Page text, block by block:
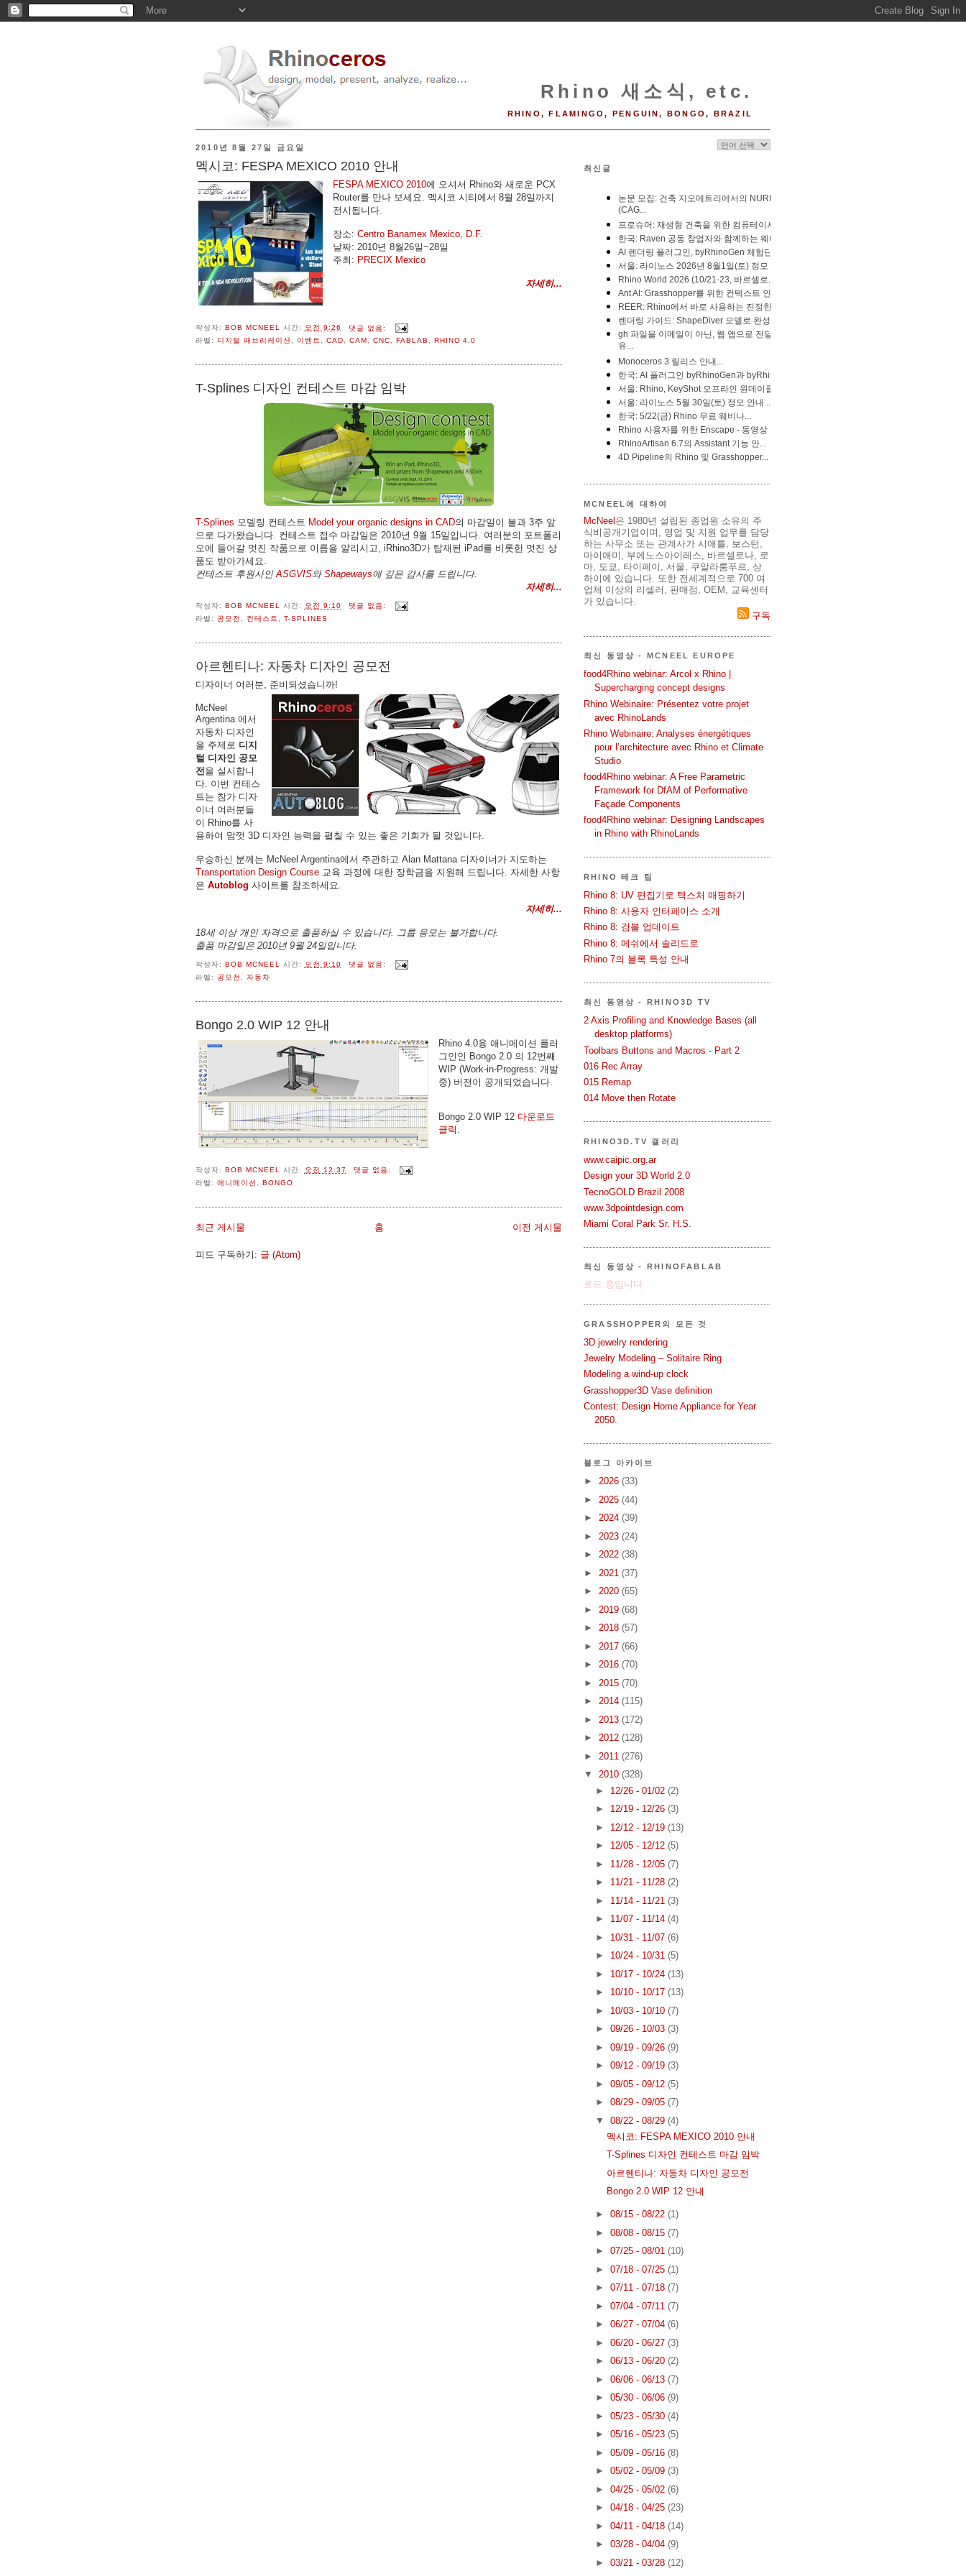
Rhino 새소식, etc.
RHINO, FLAMINGO, PENGUIN, BONGO, BRAZIL
2010년 8월 27일 금요일
멕시코: FESPA MEXICO 2010 안내
FESPA MEXICO 2010에 오셔서 Rhino와 새로운 PCX
Router를 만나 보세요. 멕시코 시티에서 8월 28일까지
전시됩니다.
장소: Centro Banamex Mexico, D.F.
날짜: 2010년 8월26일~28일
주최: PRECIX Mexico
자세히...
작성자: BOB MCNEEL 시간: 오전 9:26
댓글 없음:
라벨: 디지털 패브리케이션 , 이벤트, CAD, CAM , CNC, FABLAB , RHINO 4.0
T-Splines 디자인 컨테스트 마감 임박
T-Splines 모델링 컨테스트 Model your organic designs in CAD의 마감일이 불과 3주 앞
으로 다가왔습니다. 컨테스트 접수 마감일은 2010년 9월 15일입니다. 여러분의 포트폴리
오에 들어갈 멋진 작품으로 이름을 알리시고, iRhino3D가 탑재된 iPad를 비롯한 멋진 상
품도 받아가세요.
컨테스트 후원사인 ASGVIS와 Shapeways에 깊은 감사를 드립니다.
자세히...
작성자: BOB MCNEEL 시간: 오전 9:10
댓글 없음:
라벨: 공모전 , 컨테스트, T-SPLINES
아르헨티나: 자동차 디자인 공모전
디자이너 여러분, 준비되셨습니까!
McNeel
Argentina 에서
자동차 디자인
을 주제로 디지
털 디자인 공모
전을 실시합니
다. 이번 컨테스
트는 참가 디자
이너 여러분들
이 Rhino를 사
용하여 맘껏 3D 디자인 능력을 펼칠 수 있는 좋은 기회가 될 것입니다.
우승하신 분께는 McNeel Argentina에서 주관하고 Alan Mattana 디자이너가 지도하는
Transportation Design Course 교육 과정에 대한 장학금을 지원해 드립니다. 자세한 사항
은 Autoblog 사이트를 참조하세요.
자세히...
18세 이상 개인 자격으로 출품하실 수 있습니다. 그룹 응모는 불가합니다.
출품 마감일은 2010년 9월 24일입니다.
작성자: BOB MCNEEL 시간: 오전 9:10
댓글 없음:
라벨: 공모전 자동차
Bongo 2.0 WIP 12 안내
Rhino 4.0용 애니메이션 플러
그인인 Bongo 2.0 의 12번째
WIP (Work-in-Progress: 개발
중) 버전이 공개되었습니다.
Bongo 2.0 WIP 12 다운로드
클릭
작성자: BOB MCNEEL 시간: 오전 12:37
댓글 없음:
라벨: 애니메이션 BONGO
최근 게시물 이전 게시물
홈
피드 구독하기: 글 (Atom)
최신글
MCNEEL에 대하여
McNeel 은 1980년 설립된 종업원 소유의 주
식비공개기업이며, 영업 및 지원 업무를 담당
하는 사무소 또는 관계사가 시애틀, 보스턴,
마이애미, 부에노스아이레스, 바르셀로나, 로
마, 도쿄, 타이페이, 서울, 쿠알라룸푸르, 상
하이에 있습니다. 또한 전세계적으로 700 여
업체 이상의 리셀러, 판매점, OEM, 교육센터
가 있습니다.
구독
최신 동영상 - MCNEEL EUROPE
food4Rhino webinar: Arcol x Rhino |
Supercharging concept designs
Rhino Webinaire: Présentez votre projet
avec RhinoLands
Rhino Webinaire: Analyses énergétiques
pour l’architecture avec Rhino et Climate
Studio
food4Rhino webinar: A Free Parametric
Framework for DfAM of Performative
Façade Components
food4Rhino webinar: Designing Landscapes
in Rhino with RhinoLands
RHINO 테크 팁
Rhino 8: UV 편집기로 텍스처 매핑하기
Rhino 8: 사용자 인터페이스 소개
Rhino 8: 검볼 업데이트
Rhino 8: 메쉬에서 솔리드로
Rhino 7의 블록 특성 안내
최신 동영상 - RHINO3D TV
2 Axis Profiling and Knowledge Bases (all
desktop platforms)
Toolbars Buttons and Macros - Part 2
016 Rec Array
015 Remap
014 Move then Rotate
RHINO3D.TV 갤러리
www.caipic.org.ar
Design your 3D World 2.0
TecnoGOLD Brazil 2008
www.3dpointdesign.com
Miami Coral Park Sr. H.S.
최신 동영상 - RHINOFABLAB
로드 중입니다...
GRASSHOPPER의 모든 것
3D jewelry rendering
Jewelry Modeling – Solitaire Ring
Modeling a wind-up clock
Grasshopper3D Vase definition
Contest: Design Home Appliance for Year
2050.
블로그 아카이브
► 2026 (33)
► 2025 (44)
► 2024 (39)
► 2023 (24)
► 2022 (38)
► 2021 (37)
► 2020 (65)
► 2019 (68)
► 2018 (57)
► 2017 (66)
► 2016 (70)
► 2015 (70)
► 2014 (115)
► 2013 (172)
► 2012 (128)
► 2011 (276)
▼ 2010 (328)
► 12/26 - 01/02 (2)
► 12/19 - 12/26 (3)
► 12/12 - 12/19 (13)
► 12/05 - 12/12 (5)
► 11/28 - 12/05 (7)
► 11/21 - 11/28 (2)
► 11/14 - 11/21 (3)
► 11/07 - 11/14 (4)
► 10/31 - 11/07 (6)
► 10/24 - 10/31 (5)
► 10/17 - 10/24 (13)
► 10/10 - 10/17 (13)
► 10/03 - 10/10 (7)
► 09/26 - 10/03 (3)
► 09/19 - 09/26 (9)
► 09/12 - 09/19 (3)
► 09/05 - 09/12 (5)
► 08/29 - 09/05 (7)
▼ 08/22 - 08/29 (4)
멕시코: FESPA MEXICO 2010 안내
T-Splines 디자인 컨테스트 마감 임박
아르헨티나: 자동차 디자인 공모전
Bongo 2.0 WIP 12 안내
► 08/15 - 08/22 (1)
► 08/08 - 08/15 (7)
► 07/25 - 08/01 (10)
► 07/18 - 07/25 (1)
► 07/11 - 07/18 (7)
► 07/04 - 07/11 (7)
► 06/27 - 07/04 (6)
► 06/20 - 06/27 (3)
► 06/13 - 06/20 (2)
► 06/06 - 06/13 (7)
► 05/30 - 06/06 (9)
► 05/23 - 05/30 (4)
► 05/16 - 05/23 (5)
► 05/09 - 05/16 (8)
► 05/02 - 05/09 (3)
► 04/25 - 05/02 (6)
► 04/18 - 04/25 (23)
► 04/11 - 04/18 (14)
► 03/28 - 04/04 (9)
► 03/21 - 03/28 (12)